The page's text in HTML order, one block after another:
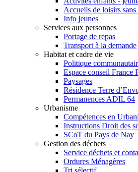
Accueils de loisirs
Info jeunes
Services aux personnes
Portage de repas
Transport à la demande
Habitat et cadre de vie
Politique
Espace conseil France
Paysages
Résidence Terre
Permanences ADIL 64
Urbanisme
Compétences en
Instructions Droit des
SCoT du Pays de Nay
Gestion des déchets
Service déchets et
Ordures Ménagères
Tri sélectif